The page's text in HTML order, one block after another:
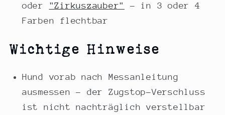
oder "Zirkuszauber"
– in 3 oder 4
Farben flechtbar
Wichtige Hinweise
Hund vorab nach Messanleitung
ausmessen – der Zugstop-Verschluss
ist nicht nachträglich verstellbar